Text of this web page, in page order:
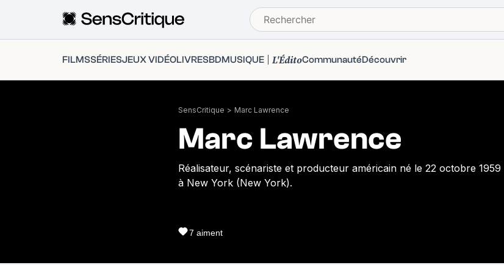
FILMSSÉRIESJEUX VIDÉOLIVRESBDMUSIQUE L'ÉditoCommunautéDécouvrir
SensCritique > Marc Lawrence
Marc Lawrence
Réalisateur, scénariste et producteur américain né le 22 octobre 1959
à New York (New York).
7 aiment